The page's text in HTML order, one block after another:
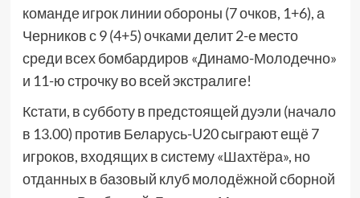
команде игрок линии обороны (7 очков, 1+6), а
Черников с 9 (4+5) очками делит 2-е место
среди всех бомбардиров «Динамо-Молодечно»
и 11-ю строчку во всей экстралиге!
Кстати, в субботу в предстоящей дуэли (начало
в 13.00) против Беларусь-U20 сыграют ещё 7
игроков, входящих в систему «Шахтёра», но
отданных в базовый клуб молодёжной сборной